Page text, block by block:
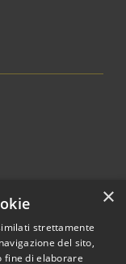
×
strettamente
del sito,
fine di elaborare